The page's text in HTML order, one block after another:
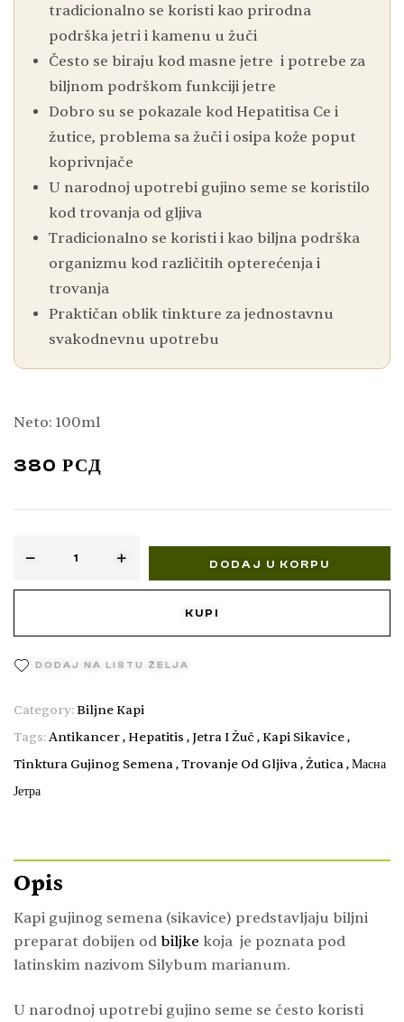
tradicionalno se koristi kao prirodna
podrška jetri i kamenu u žuči
Često se biraju kod masne jetre i potrebe za
biljnom podrškom funkciji jetre
Dobro su se pokazale kod Hepatitisa Ce i
žutice, problema sa žuči i osipa kože poput
koprivnjače
U narodnoj upotrebi gujino seme se koristilo
kod trovanja od gljiva
Tradicionalno se koristi i kao biljna podrška
organizmu kod različitih opterećenja i
trovanja
Praktičan oblik tinkture za jednostavnu
svakodnevnu upotrebu
Neto: 100ml
380 РСД
DODAJ U KORPU
KUPI
DODAJ NA LISTU ŽELJA
Category: Biljne Kapi
Tags:Antikancer, Hepatitis , Jetra I Žuč , Kapi Sikavice,
Tinktura Gujinog Semena,Trovanje Od Gljiva,Žutica,Масна
Јетра
Opis
Kapi gujinog semena (sikavice) predstavljaju biljni
preparat dobijen od biljke koja je poznata pod
latinskim nazivom Silybum marianum.
U narodnoj upotrebi gujino seme se često koristi